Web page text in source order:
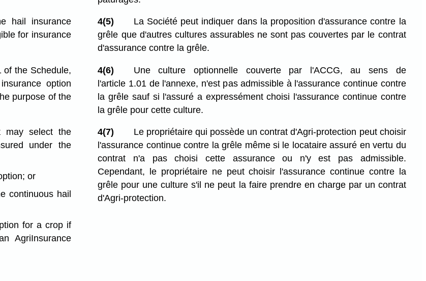
hail insurance
for insurance
4(5)
La Société peut indiquer dans la proposition d'assurance contre la
grêle que d'autres cultures assurables ne sont pas couvertes par le contrat
d'assurance contre la grêle.
of the Schedule,
option
purpose of the
4(6)
Une culture optionnelle couverte par l'ACCG, au sens de
l'article 1.01 de l'annexe, n'est pas admissible à l'assurance continue contre
la grêle sauf si l'assuré a expressément choisi l'assurance continue contre
la grêle pour cette culture.
may select the
under the
or
continuous hail
for a crop if
AgriInsurance
4(7)
Le propriétaire qui possède un contrat d'Agri-protection peut choisir
l'assurance continue contre la grêle même si le locataire assuré en vertu du
contrat n'a pas choisi cette assurance ou n'y est pas admissible.
Cependant, le propriétaire ne peut choisir l'assurance continue contre la
grêle pour une culture s'il ne peut la faire prendre en charge par un contrat
d'Agri-protection.